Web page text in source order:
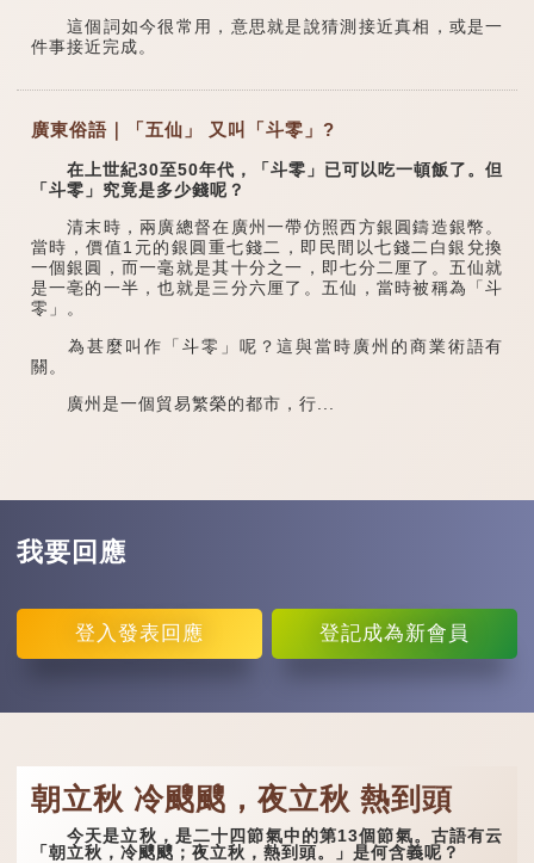
這個詞如今很常用，意思就是說猜測接近真相，或是一
件事接近完成。
廣東俗語｜「五仙」 又叫「斗零」?
在上世紀30至50年代，「斗零」已可以吃一頓飯了。但
「斗零」究竟是多少錢呢？
清末時，兩廣總督在廣州一帶仿照西方銀圓鑄造銀幣。
當時，價值1元的銀圓重七錢二，即民間以七錢二白銀兌換
一個銀圓，而一毫就是其十分之一，即七分二厘了。五仙就
是一亳的一半，也就是三分六厘了。五仙，當時被稱為「斗
零」。
為甚麼叫作「斗零」呢？這與當時廣州的商業術語有
關。
廣州是一個貿易繁榮的都市，行...
我要回應
登入 發表回應 登記成為新會員
朝立秋 冷颼颼，夜立秋 熱到頭
今天是立秋，是二十四節氣中的第13個節氣。古語有云
「朝立秋，冷颼颼；夜立秋，熱到頭。」是何含義呢？